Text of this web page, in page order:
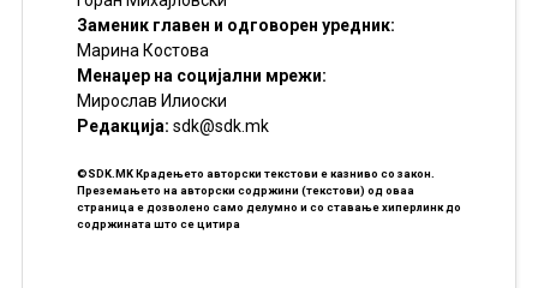
Заменик главен и одговорен уредник:
Марина Костова
Менаџер на социјални мрежи:
Мирослав Илиоски
Редакцијa: sdk@sdk.mk
©SDK.MK Крадењето авторски текстови е казниво со закон.
Преземањето на авторски содржини (текстови) од оваа
страница е дозволено само делумно и со ставање хиперлинк до
содржината што се цитира